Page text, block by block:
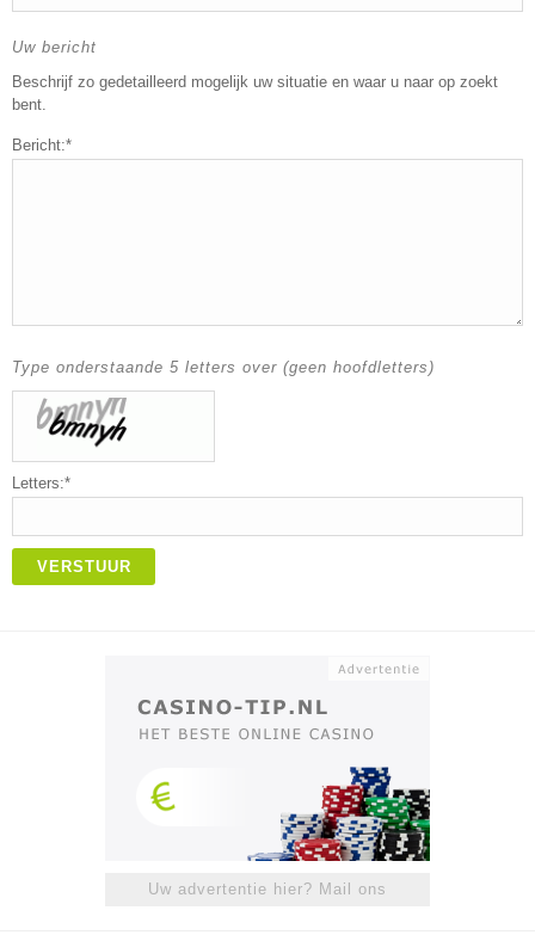
Uw bericht
Beschrijf zo gedetailleerd mogelijk uw situatie en waar u naar op zoekt
bent.
Bericht:*
Type onderstaande 5 letters over (geen hoofdletters)
Letters:*
VERSTUUR
Uw advertentie hier? Mail ons